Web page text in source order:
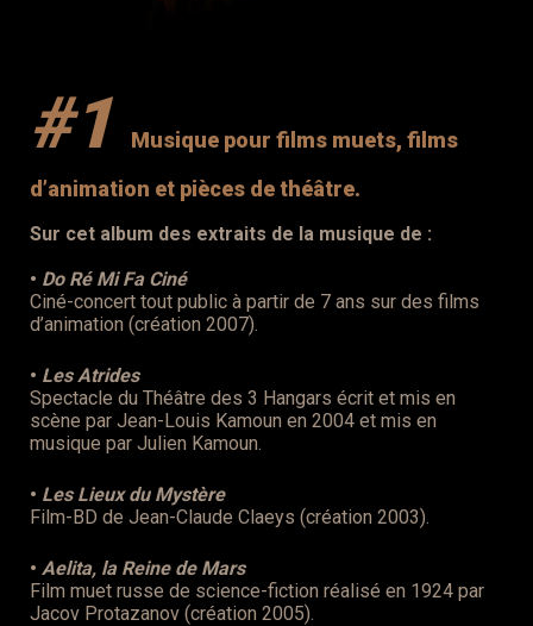
#1
Musique pour films muets, films
d’animation et pièces de théâtre.
Sur cet album des extraits de la musique de :
• Do Ré Mi Fa Ciné
Ciné-concert tout public à partir de 7 ans sur des films
d’animation (création 2007).
• Les Atrides
Spectacle du Théâtre des 3 Hangars écrit et mis en
scène par Jean-Louis Kamoun en 2004 et mis en
musique par Julien Kamoun.
• Les Lieux du Mystère
Film-BD de Jean-Claude Claeys (création 2003).
• Aelita, la Reine de Mars
Film muet russe de science-fiction réalisé en 1924 par
Jacov Protazanov (création 2005).